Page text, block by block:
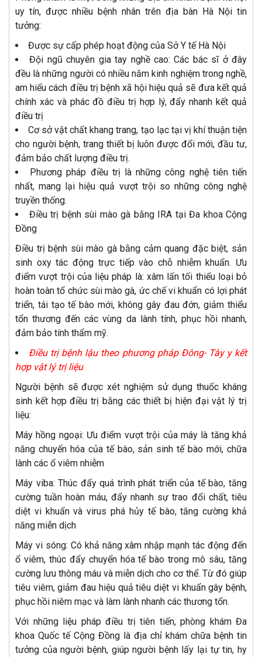
uy tín, được nhiều bệnh nhân trên địa bàn Hà Nội tin
tưởng:
Được sự cấp phép hoạt động của Sở Y tế Hà Nội
Đội ngũ chuyên gia tay nghề cao: Các bác sĩ ở đây
đều là những người có nhiều năm kinh nghiệm trong nghề,
am hiểu cách điều trị bệnh xã hội hiệu quả sẽ đưa kết quả
chính xác và phác đồ điều trị hợp lý, đẩy nhanh kết quả
điều trị
Cơ sở vật chất khang trang, tạo lạc tại vị khí thuận tiện
cho người bệnh, trang thiết bị luôn được đổi mới, đầu tư,
đảm bảo chất lượng điều trị.
Phương pháp điều trị là những công nghệ tiên tiến
nhất, mang lại hiệu quả vượt trội so những công nghệ
truyền thống.
Điều trị bệnh sùi mào gà bằng IRA tại Đa khoa Cộng
Đồng
Điều trị bệnh sùi mào gà bằng cảm quang đặc biệt, sản
sinh oxy tác động trực tiếp vào chỗ nhiễm khuẩn. Ưu
điểm vượt trội của liệu pháp là: xâm lấn tối thiểu loại bỏ
hoàn toàn tổ chức sùi mào gà, ức chế vi khuẩn có lợi phát
triển, tái tạo tế bào mới, không gây đau đớn, giảm thiểu
tổn thương đến các vùng da lành tính, phục hồi nhanh,
đảm bảo tính thẩm mỹ.
Điều trị bệnh lậu theo phương pháp Đông- Tây y kết
hợp vật lý trị liệu
Người bệnh sẽ được xét nghiệm sử dụng thuốc kháng
sinh kết hợp điều trị bằng các thiết bị hiện đại vật lý trị
liệu:
Máy hồng ngoại: Ưu điểm vượt trội của máy là tăng khả
năng chuyển hóa của tế bào, sản sinh tế bào mới, chữa
lành các ổ viêm nhiễm
Máy viba: Thúc đẩy quá trình phát triển của tế bào, tăng
cường tuần hoàn máu, đẩy nhanh sự trao đổi chất, tiêu
diệt vi khuẩn và virus phá hủy tế bào, tăng cường khả
năng miễn dịch
Máy vi sóng: Có khả năng xâm nhập mạnh tác động đến
ổ viêm, thúc đẩy chuyển hóa tế bào trong mô sâu, tăng
cường lưu thông máu và miễn dịch cho cơ thể. Từ đó giúp
tiêu viêm, giảm đau hiệu quả tiêu diệt vi khuẩn gây bệnh,
phục hồi niêm mạc và làm lành nhanh các thương tổn.
Với những liệu pháp điều trị tiên tiến, phòng khám Đa
khoa Quốc tế Cộng Đồng là địa chỉ khám chữa bệnh tin
tưởng của người bệnh, giúp người bệnh lấy lại tự tin, hy